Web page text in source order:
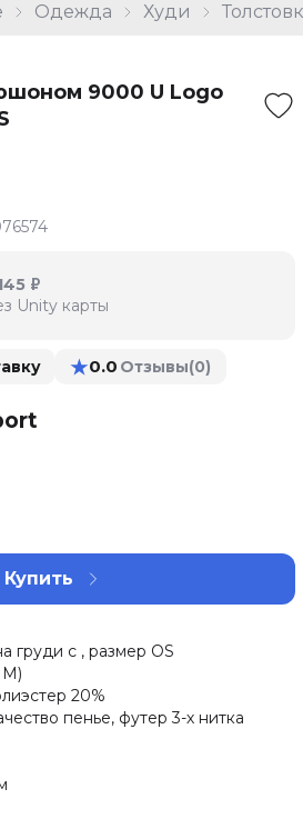
Одежда Худи
9000 U Logo
₽
Unity карты
★0.0 Отзывы(0)
Купить
груди с , размер OS
М)
20%
пенье, футер 3-х нитка